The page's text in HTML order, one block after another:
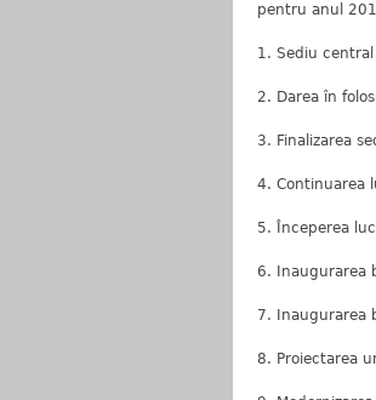
pentru anul
1. Sediu
2. Darea în
3. Finalizarea
4. Continuarea
5. Începerea
6. Inaugurarea
7. Inaugurarea
8. Proiectarea